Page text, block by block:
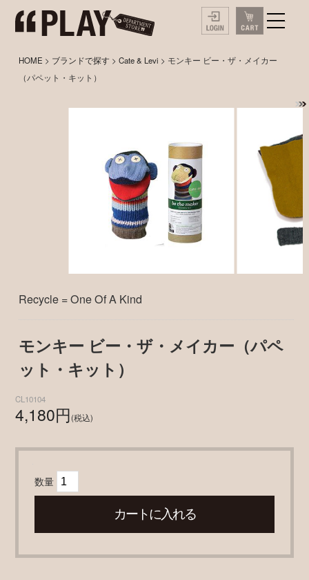
HOME > ブランドで探す >Cate & Levi > モンキー ビー・ザ・メイカー
（パペット・キット）
Recycle = One Of A Kind
モンキー ビー・ザ・メイカー（パペ
ット・キット）
CL10104
4,180円(税込)
数量